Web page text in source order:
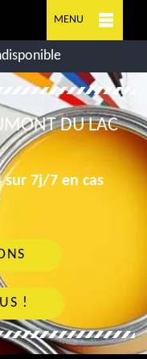
MENU
DU LAC
7j/7 en cas
!